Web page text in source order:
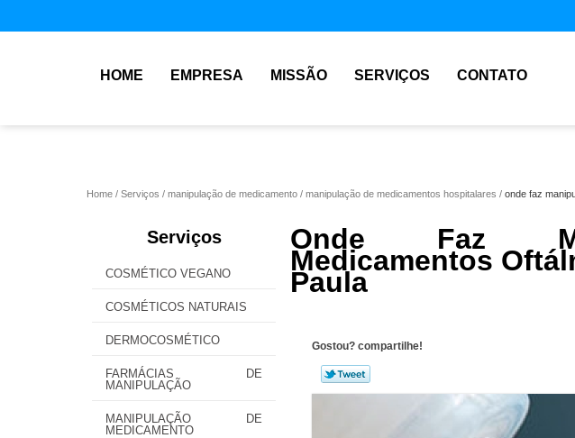
HOME EMPRESA MISSÃO SERVIÇOS CONTATO
Home Serviços manipulação de medicamento manipulação de medicamentos hospitalares onde faz
Serviços
COSMÉTICO VEGANO
COSMÉTICOS NATURAIS
DERMOCOSMÉTICO
FARMÁCIAS DE
MANIPULAÇÃO
MANIPULAÇÃO DE
MEDICAMENTO
Onde Faz
Medicamentos
Paula
Gostou? compartilhe!